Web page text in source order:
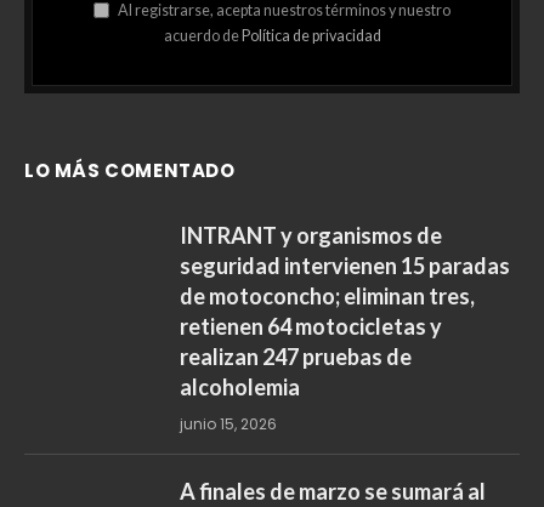
Al registrarse, acepta nuestros términos y nuestro
acuerdo de Política de privacidad
LO MÁS COMENTADO
INTRANT y organismos de
seguridad intervienen 15 paradas
de motoconcho; eliminan tres,
retienen 64 motocicletas y
realizan 247 pruebas de
alcoholemia
junio 15, 2026
A finales de marzo se sumará al